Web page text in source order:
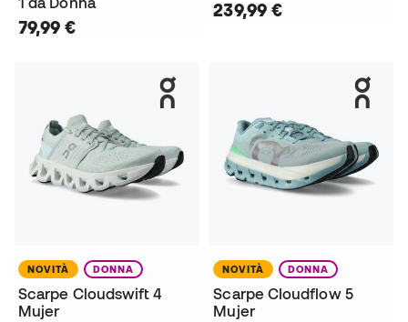
79,99 €
239,99 €
NOVITÀ DONNA
Scarpe Cloudswift 4
Mujer
NOVITÀ DONNA
Scarpe Cloudflow 5
Mujer